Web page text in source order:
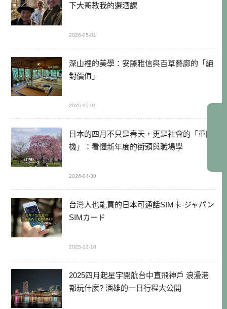
下大哥教我的選酒課
2026-05-01
深山裡的美學：安藤雅信與百草藝廊的「絕
對價值」
2026-05-01
日本的四月不只是春天，更是社會的「重開
機」：看懂新年度的街頭與職場學
2026-04-30
台灣人也能買的日本可通話SIM卡-ジャパン
SIMカード
2025-12-10
2025四月起星宇開航台中直飛神戶 浪漫港
都玩什麼? 酒雄的一日行程大公開